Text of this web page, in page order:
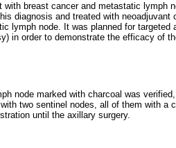
breast cancer and metastatic lymph
diagnosis and treated with
lymph node. It was planned for
in order to demonstrate the efficacy of
node marked with charcoal was
two sentinel nodes, all of them with a
until the axillary surgery.